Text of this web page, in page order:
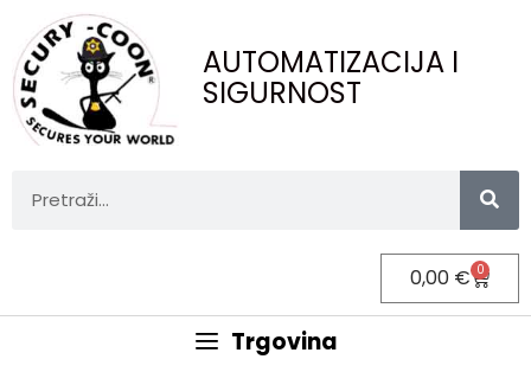
AUTOMATIZACIJA I
SIGURNOST
0,00 € 0
Trgovina